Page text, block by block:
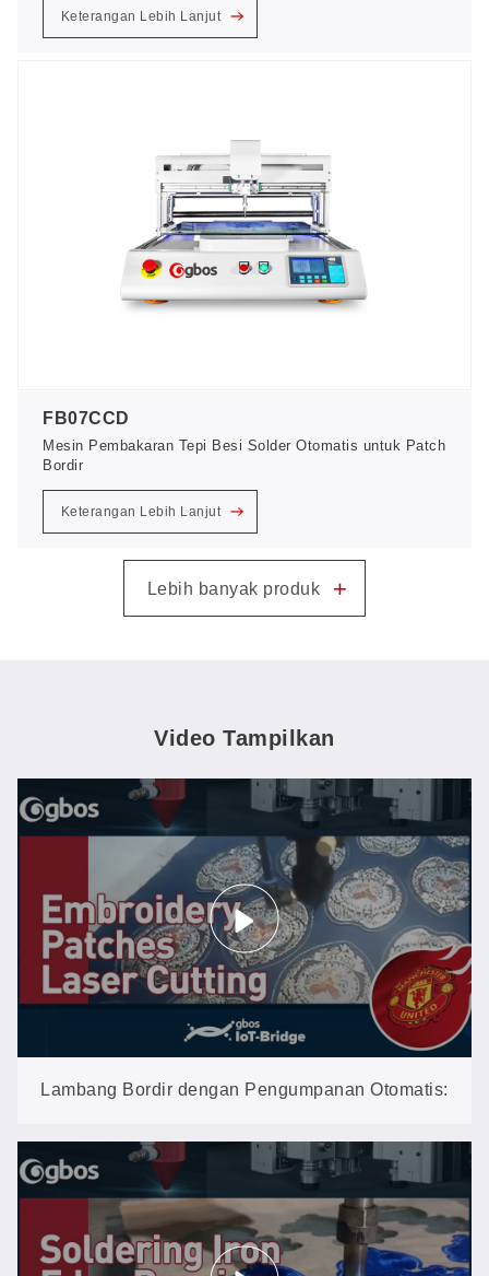
Keterangan Lebih Lanjut
FB07CCD
Mesin Pembakaran Tepi Besi Solder Otomatis untuk Patch
Bordir
Keterangan Lebih Lanjut
Lebih banyak produk +
Video Tampilkan
Lambang Bordir dengan Pengumpanan Otomatis:
Pemotongan Roll-to-Roll pada GN1080CCD